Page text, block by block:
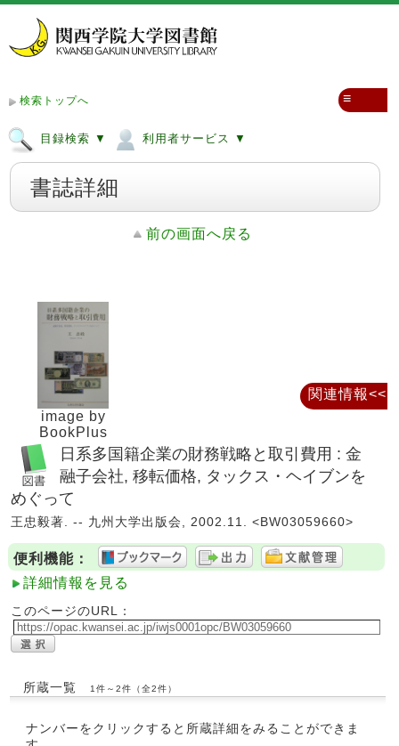
検索トップへ
目録検索 ▼ 利用者サービス ▼
≡
書誌詳細
前の画面へ戻る
image by
BookPlus
日系多国籍企業の財務戦略と取引費用 : 金
融子会社, 移転価格, タックス・ヘイブンを
めぐって
王忠毅著. -- 九州大学出版会, 2002.11. <BW03059660>
便利機能：
詳細情報を見る
このページのURL：
所蔵一覧 1件～2件（全2件）
ナンバーをクリックすると所蔵詳細をみることができま
関連情報<<